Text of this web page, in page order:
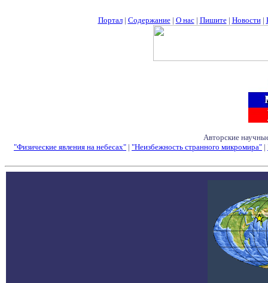
Портал| Содержание| О нас| Пишите| Новости|
Авторские
"Физические явления на небесах" | "Неизбежность странного микромира" |